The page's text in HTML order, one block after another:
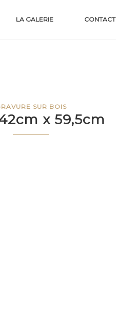
LA GALERIE CONTACT
SUR BOIS
x 59,5cm